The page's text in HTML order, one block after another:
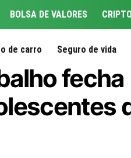
BOLSA DE VALORES
de carro Seguro de vida
fecha